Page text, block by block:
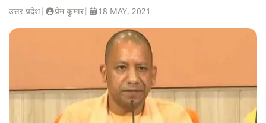
उत्तर प्रदेश प्रेम कुमार 18 MAY, 2021